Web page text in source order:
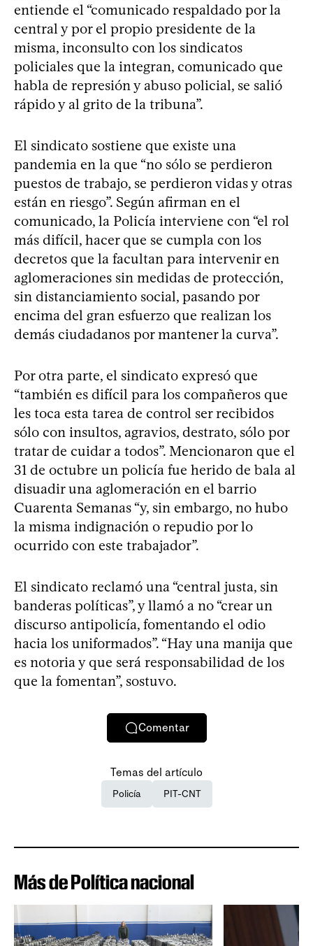
entiende el “comunicado respaldado por la
central y por el propio presidente de la
misma, inconsulto con los sindicatos
policiales que la integran, comunicado que
habla de represión y abuso policial, se salió
rápido y al grito de la tribuna”.
El sindicato sostiene que existe una
pandemia en la que “no sólo se perdieron
puestos de trabajo, se perdieron vidas y otras
están en riesgo”. Según afirman en el
comunicado, la Policía interviene con “el rol
más difícil, hacer que se cumpla con los
decretos que la facultan para intervenir en
aglomeraciones sin medidas de protección,
sin distanciamiento social, pasando por
encima del gran esfuerzo que realizan los
demás ciudadanos por mantener la curva”.
Por otra parte, el sindicato expresó que
“también es difícil para los compañeros que
les toca esta tarea de control ser recibidos
sólo con insultos, agravios, destrato, sólo por
tratar de cuidar a todos”. Mencionaron que el
31 de octubre un policía fue herido de bala al
disuadir una aglomeración en el barrio
Cuarenta Semanas “y, sin embargo, no hubo
la misma indignación o repudio por lo
ocurrido con este trabajador”.
El sindicato reclamó una “central justa, sin
banderas políticas”, y llamó a no “crear un
discurso antipolicía, fomentando el odio
hacia los uniformados”. “Hay una manija que
es notoria y que será responsabilidad de los
que la fomentan”, sostuvo.
Comentar
Temas del artículo
Policía PIT-CNT
Más de Política nacional